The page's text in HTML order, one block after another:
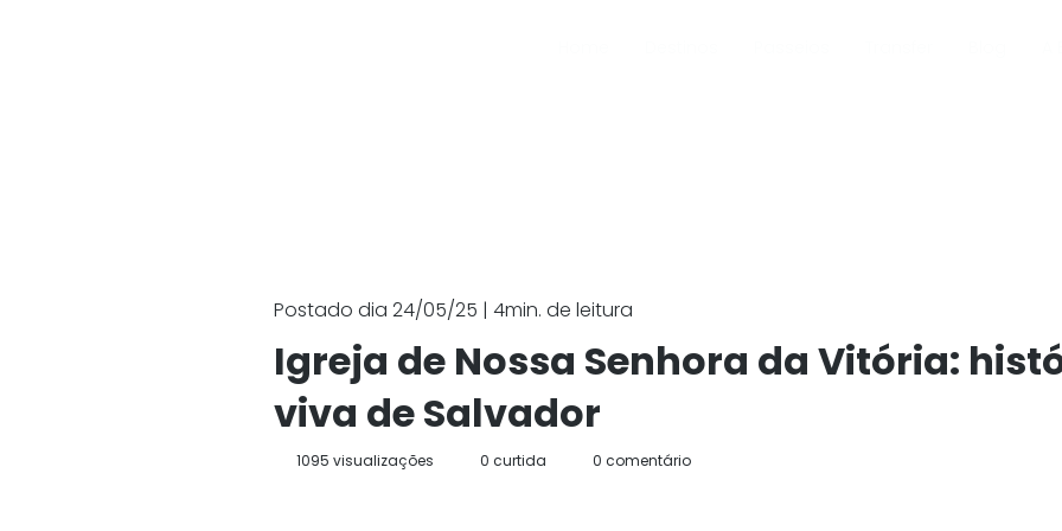
Postado dia 24/05/25 | 4min. de leitura
Igreja de Nossa Senhora da Vitória:
viva de Salvador
0 comentário
0 curtida
1095 visualizações